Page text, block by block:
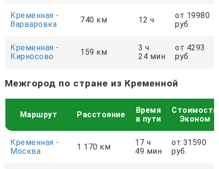
Кременная -
Варваровка
740 км 12 ч
от 19980
руб.
Кременная -
Кирносово
159 км
3 ч
24 мин
от 4293
руб.
Межгород по стране из Кременной
Маршрут Расстояние
Время
в пути
Стоимость
Эконом
Кременная -
Москва
1 170 км
17 ч
49 мин
от 31590
руб.